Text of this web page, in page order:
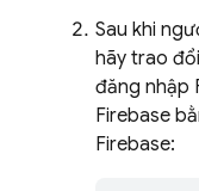
Sau khi
hãy trao
đăng nhập
Firebase
Firebase: